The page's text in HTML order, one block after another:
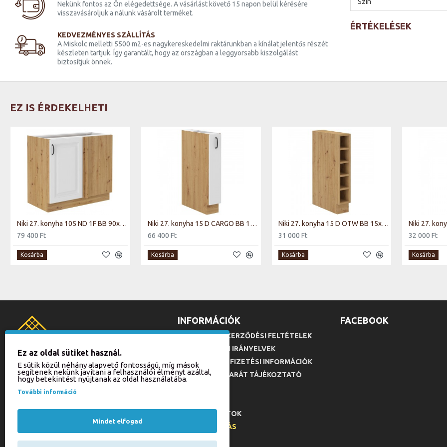
Nekünk fontos az Ön elégedettsége. A vásárlást követő 15 napon belül kérésére
visszavásároljuk a nálunk vásárolt terméket.
KEDVEZMÉNYES SZÁLLÍTÁS
A Miskolc melletti 5500 m2-es nagykereskedelmi raktárunkban a kínálat jelentős részét
készleten tartjuk. Így garantált, hogy az országban a leggyorsabb kiszolgálást
biztosítjuk önnek.
ÉRTÉKELÉSEK
EZ IS ÉRDEKELHETI
Niki 27. konyha 105 ND 1F BB 90x82x52cm matt fehér/artisan tölgy (munkalap nélkül)
79 400 Ft
Kosárba
Niki 27. konyha 15 D CARGO BB 15x82x52cm matt fehér/artisan tölgy (munkalap nélkül)
66 400 Ft
Kosárba
Niki 27. konyha 15 D OTW BB 15x82x50cm matt fehér/artisan tölgy (munkalap nélkül)
31 000 Ft
Kosárba
32 000 Ft
Kosárba
BALLA BÚTOR KFT.
3526 Miskolc, Zsolcai kapu 16.
+36 70 940-2494
INFORMÁCIÓK
ÁLTALÁNOS SZERZŐDÉSI FELTÉTELEK
ADATKEZELÉSI IRÁNYELVEK
SZÁLLÍTÁSI ÉS FIZETÉSI INFORMÁCIÓK
FOGYASZTÓ BARÁT TÁJÉKOZTATÓ
PARTNER BOLTOK
ONLINE ELÁLLÁS
FACEBOOK
Ez az oldal sütiket használ.
E sütik közül néhány alapvető fontosságú, míg mások
segítenek nekünk javítani a felhasználói élményt azáltal,
hogy betekintést nyújtanak az oldal használatába.
További információ
Mindet elfogad